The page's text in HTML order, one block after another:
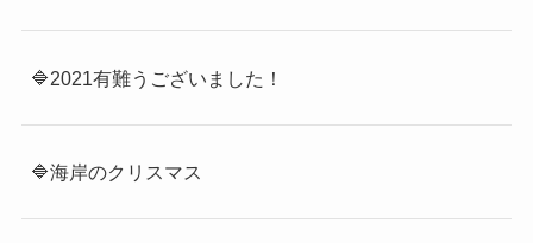
🔷2021有難うございました！
🔷海岸のクリスマス